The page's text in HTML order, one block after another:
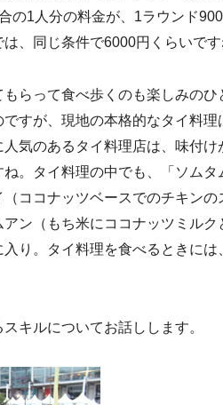
の1人分の料金が、1ラウンド
、同じ条件で6000円くらいです
らって食べ歩くのも楽しみの
すが、現地の本格的なタイ料
気のあるタイ料理店は、味付
。タイ料理の中でも、「ソム
ココナッツベースでのチキン
ン（もち米にココナッツミル
入り。タイ料理を食べるときに
キルについてお話しします。